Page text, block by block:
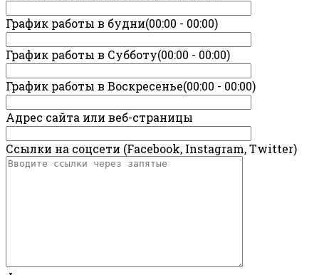
График работы в будни(00:00 - 00:00)
График работы в Субботу(00:00 - 00:00)
График работы в Воскресенье(00:00 - 00:00)
Адрес сайта или веб-страницы
Ссылки на соцсети (Facebook, Instagram, Twitter)